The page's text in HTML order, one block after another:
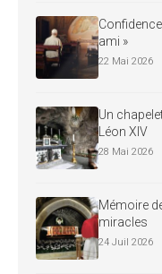
ami »
22 Mai 2026
Un
Léon XIV
28 Mai 2026
Mémoire
miracles
24 Juil 2026